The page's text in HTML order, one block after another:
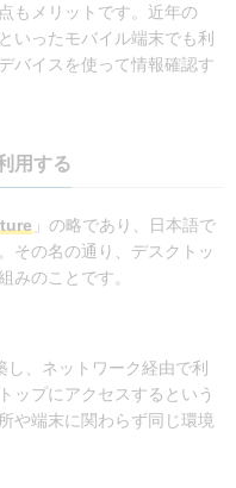
もメリットです。近年の
いったモバイル端末でも利
バイスを使って情報確認す
用する
」の略であり、日本語で
その名の通り、デスクトッ
みのことです。
、ネットワーク経由で利
ップにアクセスするという
や端末に関わらず同じ環境